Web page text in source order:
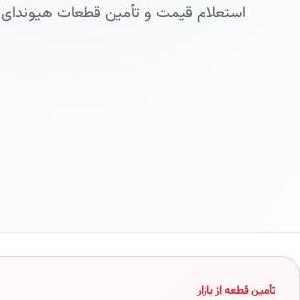
استعلام قیمت و تأمین قطعات هیوندای i40 با کنترل مدل، سال و شماره فنی
تأمین قطعه از بازار